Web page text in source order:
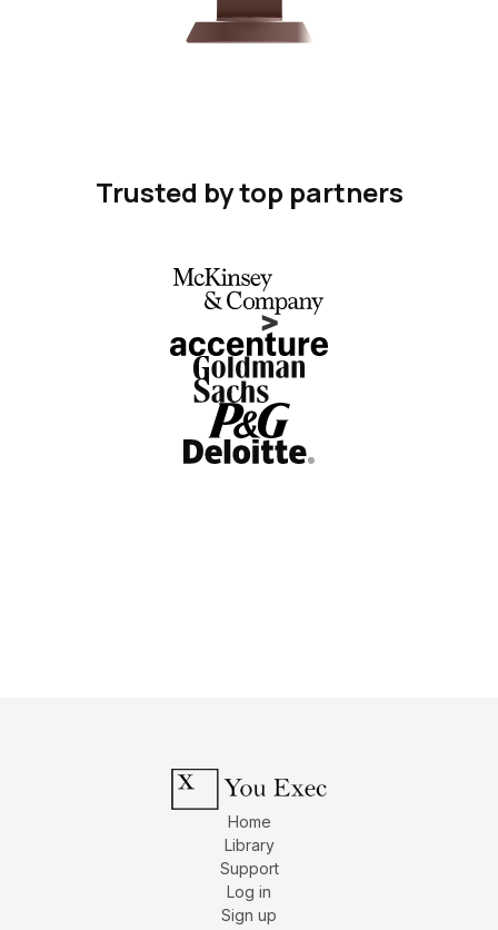
Trusted by top partners
Home
Library
Support
Log in
Sign up